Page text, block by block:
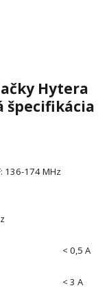
Hytera
špecifikácia
136-174 MHz
< 0,5 A
< 3 A